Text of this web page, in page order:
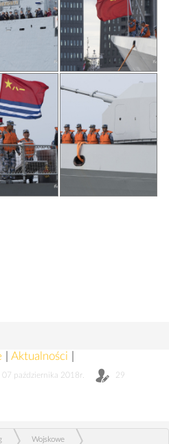
Aktualności
07 października 2018r. 29
Wojskowe